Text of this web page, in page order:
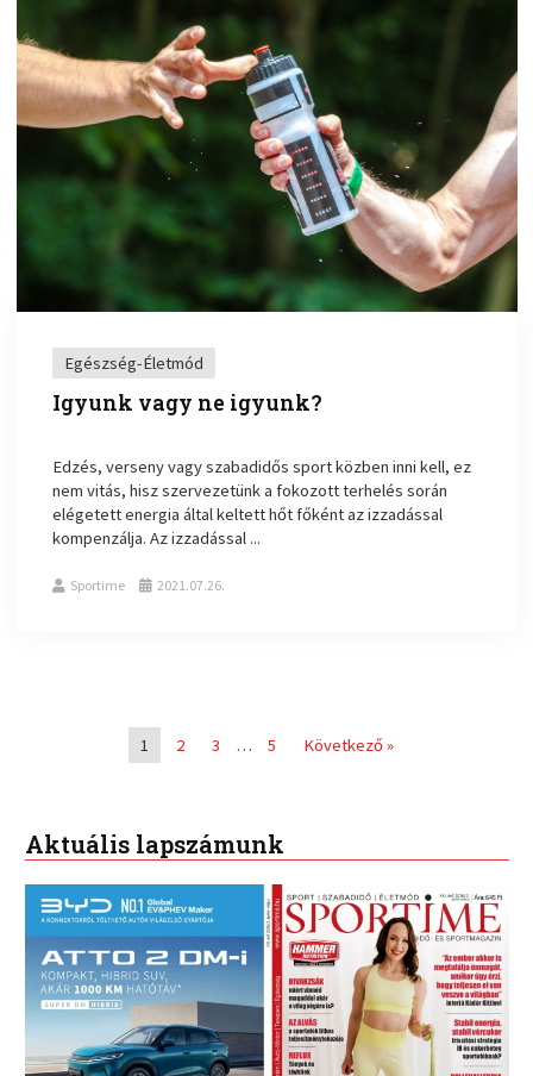
Egészség-Életmód
Igyunk vagy ne igyunk?
Edzés, verseny vagy szabadidős sport közben inni kell, ez
nem vitás, hisz szervezetünk a fokozott terhelés során
elégetett energia által keltett hőt főként az izzadással
kompenzálja. Az izzadással ...
Sportime 2021.07.26.
1 2 3 … 5 Következő »
Aktuális lapszámunk